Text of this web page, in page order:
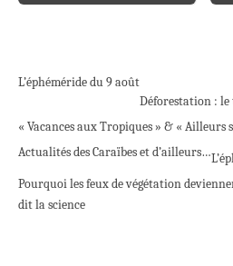
L’éphéméride du 9 août
Déforestation :
« Vacances aux Tropiques » & « Ailleurs
Actualités des Caraïbes et d’ailleurs…
Pourquoi les feux de végétation
dit la science